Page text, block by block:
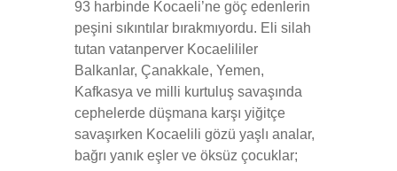
93 harbinde Kocaeli’ne göç edenlerin
peşini sıkıntılar bırakmıyordu. Eli silah
tutan vatanperver Kocaelililer
Balkanlar, Çanakkale, Yemen,
Kafkasya ve milli kurtuluş savaşında
cephelerde düşmana karşı yiğitçe
savaşırken Kocaelili gözü yaşlı analar,
bağrı yanık eşler ve öksüz çocuklar;